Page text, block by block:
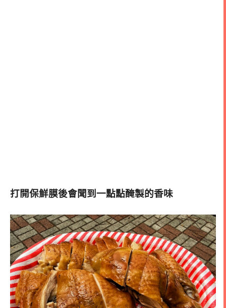
打開保鮮膜後會聞到一點點醃製的香味